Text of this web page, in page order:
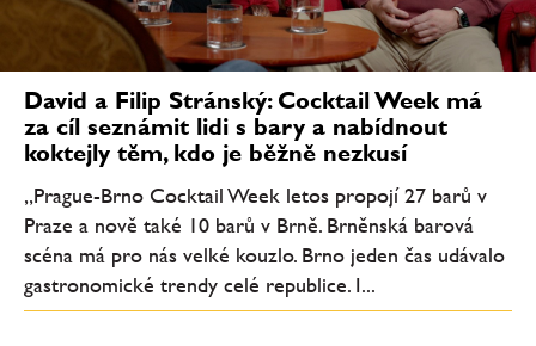
David a Filip Stránský: Cocktail Week má
za cíl seznámit lidi s bary a nabídnout
koktejly těm, kdo je běžně nezkusí
„Prague-Brno Cocktail Week letos propojí 27 barů v
Praze a nově také 10 barů v Brně. Brněnská barová
scéna má pro nás velké kouzlo. Brno jeden čas udávalo
gastronomické trendy celé republice. I...